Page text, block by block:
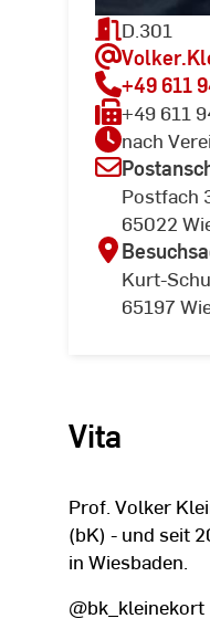
D.301
+49 611
+49 611
nach
Postfach
65022
Kurt-
65197
Vita
Prof. Volker
(bK) - und seit
in Wiesbaden.
@bk_kleinekort